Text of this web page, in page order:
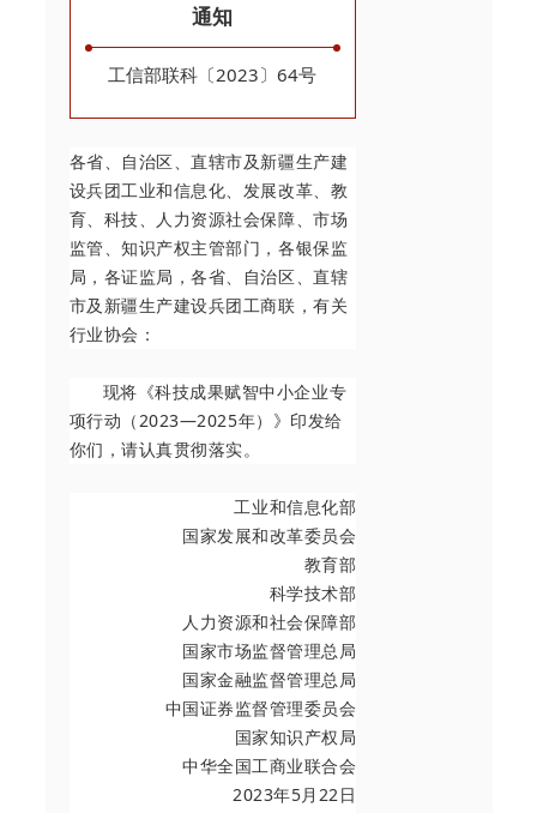
通知
工信部联科〔2023〕64号
各省、自治区、直辖市及新疆生产建
设兵团工业和信息化、发展改革、教
育、科技、人力资源社会保障、市场
监管、知识产权主管部门，各银保监
局，各证监局，各省、自治区、直辖
市及新疆生产建设兵团工商联，有关
行业协会：
现将《科技成果赋智中小企业专
项行动（2023—2025年）》印发给
你们，请认真贯彻落实。
工业和信息化部
国家发展和改革委员会
教育部
科学技术部
人力资源和社会保障部
国家市场监督管理总局
国家金融监督管理总局
中国证券监督管理委员会
国家知识产权局
中华全国工商业联合会
2023年5月22日